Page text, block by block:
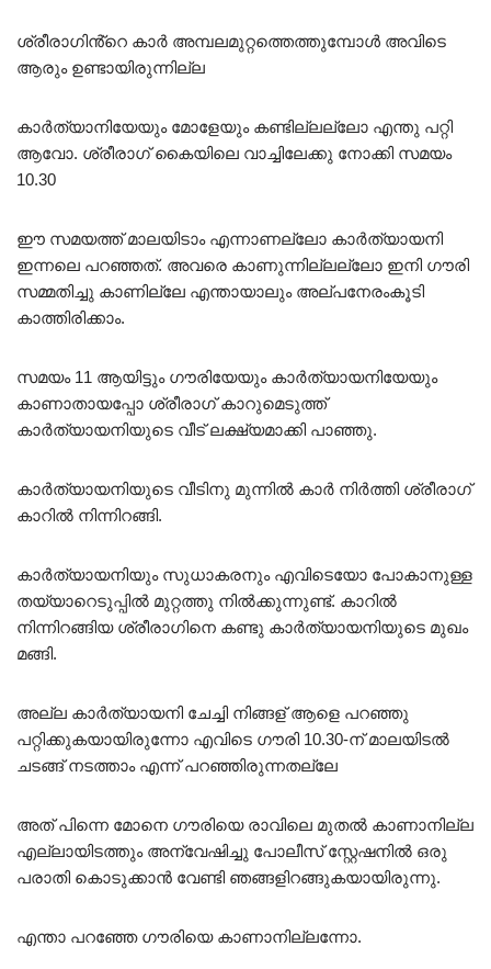
ശ്രീരാഗിൻ്റെ കാർ അമ്പലമുറ്റത്തെത്തുമ്പോൾ അവിടെ
ആരും ഉണ്ടായിരുന്നില്ല
കാർത്യാനിയേയും മോളേയും കണ്ടില്ലല്ലോ എന്തു പറ്റി
ആവോ. ശ്രീരാഗ് കൈയിലെ വാച്ചിലേക്കു നോക്കി സമയം
10.30
ഈ സമയത്ത് മാലയിടാം എന്നാണല്ലോ കാർത്യായനി
ഇന്നലെ പറഞ്ഞത്. അവരെ കാണുന്നില്ലല്ലോ ഇനി ഗൗരി
സമ്മതിച്ചു കാണില്ലേ എന്തായാലും അല്പനേരംകൂടി
കാത്തിരിക്കാം.
സമയം 11 ആയിട്ടും ഗൗരിയേയും കാർത്യായനിയേയും
കാണാതായപ്പോ ശ്രീരാഗ് കാറുമെടുത്ത്
കാർത്യായനിയുടെ വീട് ലക്ഷ്യമാക്കി പാഞ്ഞു.
കാർത്യായനിയുടെ വീടിനു മുന്നിൽ കാർ നിർത്തി ശ്രീരാഗ്
കാറിൽ നിന്നിറങ്ങി.
കാർത്യായനിയും സുധാകരനും എവിടെയോ പോകാനുള്ള
തയ്യാറെടുപ്പിൽ മുറ്റത്തു നിൽക്കുന്നുണ്ട്. കാറിൽ
നിന്നിറങ്ങിയ ശ്രീരാഗിനെ കണ്ടു കാർത്യായനിയുടെ മുഖം
മങ്ങി.
അല്ല കാർത്യായനി ചേച്ചി നിങ്ങള് ആളെ പറഞ്ഞു
പറ്റിക്കുകയായിരുന്നോ എവിടെ ഗൗരി 10.30-ന് മാലയിടൽ
ചടങ്ങ് നടത്താം എന്ന് പറഞ്ഞിരുന്നതല്ലേ
അത് പിന്നെ മോനെ ഗൗരിയെ രാവിലെ മുതൽ കാണാനില്ല
എല്ലായിടത്തും അന്വേഷിച്ചു പോലീസ് സ്റ്റേഷനിൽ ഒരു
പരാതി കൊടുക്കാൻ വേണ്ടി ഞങ്ങളിറങ്ങുകയായിരുന്നു.
എന്താ പറഞ്ഞേ ഗൗരിയെ കാണാനില്ലന്നോ.